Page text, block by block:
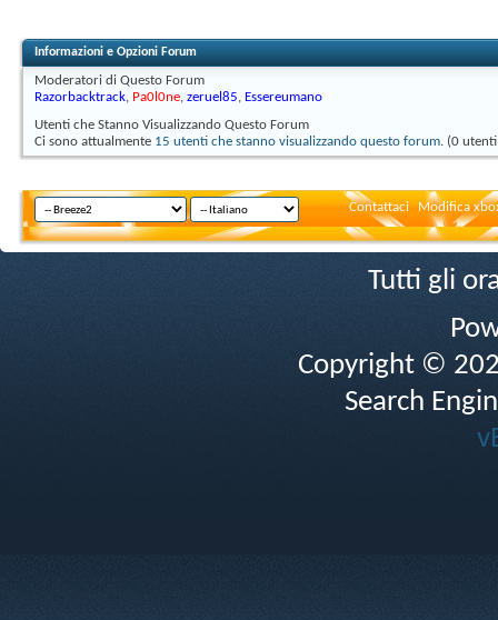
Informazioni e Opzioni Forum
Moderatori di Questo Forum
Razorbacktrack, Pa0l0ne, zeruel85, Essereumano
Utenti che Stanno Visualizzando Questo Forum
Ci sono attualmente 15 utenti che stanno visualizzando questo forum. (0
Contattaci Modifica
Tutti gli
Copyright ©
Search